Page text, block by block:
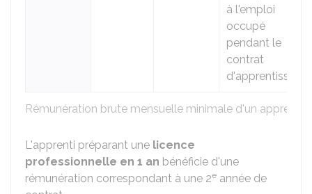
Rémunération brute mensuelle minimale d'un apprenti
à l'emploi
occupé
pendant le
contrat
d'apprentissage.
L'apprenti préparant une licence
professionnelle en 1 an bénéficie d'une
rémunération correspondant à une 2e année de